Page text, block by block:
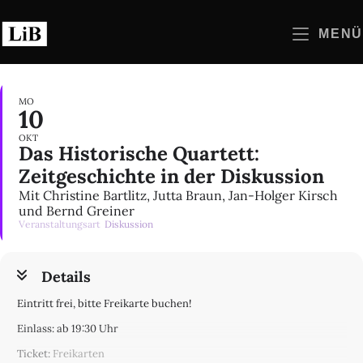
Inhalt
springen
MENÜ
MO
10
OKT
Das Historische Quartett:
Zeitgeschichte in der Diskussion
Mit Christine Bartlitz, Jutta Braun, Jan-Holger Kirsch
und Bernd Greiner
Veranstaltungsart Diskussion
Details
Eintritt frei, bitte Freikarte buchen!
Einlass: ab 19:30 Uhr
Ticket: Freikarten